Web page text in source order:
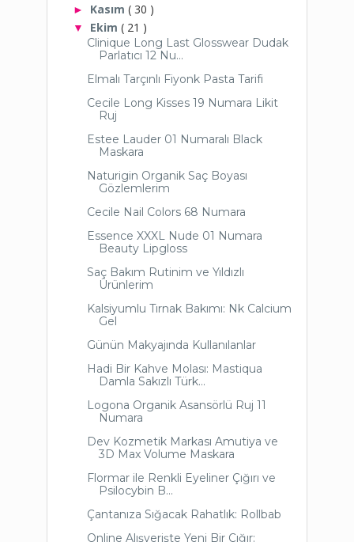
► Kasım ( 30 )
▼ Ekim ( 21 )
Clinique Long Last Glosswear Dudak
Parlatıcı 12 Nu...
Elmalı Tarçınlı Fiyonk Pasta Tarifi
Cecile Long Kisses 19 Numara Likit
Ruj
Estee Lauder 01 Numaralı Black
Maskara
Naturigin Organik Saç Boyası
Gözlemlerim
Cecile Nail Colors 68 Numara
Essence XXXL Nude 01 Numara
Beauty Lipgloss
Saç Bakım Rutinim ve Yıldızlı
Ürünlerim
Kalsiyumlu Tırnak Bakımı: Nk Calcium
Gel
Günün Makyajında Kullanılanlar
Hadi Bir Kahve Molası: Mastiqua
Damla Sakızlı Türk...
Logona Organik Asansörlü Ruj 11
Numara
Dev Kozmetik Markası Amutiya ve
3D Max Volume Maskara
Flormar ile Renkli Eyeliner Çığırı ve
Psilocybin B...
Çantanıza Sığacak Rahatlık: Rollbab
Online Alışverişte Yeni Bir Çığır: